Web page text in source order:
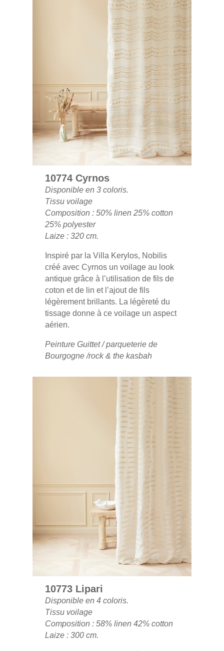
10774 Cyrnos
Disponible en 3 coloris.
Tissu voilage
Composition : 50% linen 25% cotton
25% polyester
Laize : 320 cm.
Inspiré par la Villa Kerylos, Nobilis
créé avec Cyrnos un voilage au look
antique grâce à l’utilisation de fils de
coton et de lin et l’ajout de fils
légèrement brillants. La légèreté du
tissage donne à ce voilage un aspect
aérien.
Peinture Guittet / parqueterie de
Bourgogne /rock & the kasbah
10773 Lipari
Disponible en 4 coloris.
Tissu voilage
Composition : 58% linen 42% cotton
Laize : 300 cm.